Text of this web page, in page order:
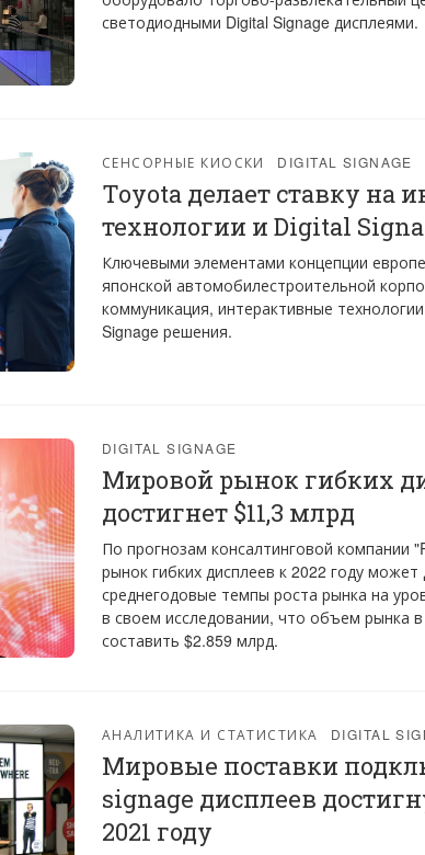
светодиодными Digital Signage дисплеями.
СЕНСОРНЫЕ КИОСКИ DIGITAL SIGNAGE
Toyota делает ставку на
технологии и Digital
Ключевыми элементами концепции
японской автомобилестроительной
коммуникация, интерактивные
Signage решения.
DIGITAL SIGNAGE
Мировой рынок гибких
достигнет $11,3 млрд
По прогнозам консалтинговой компании
рынок гибких дисплеев к 2022 году
среднегодовые темпы роста рынка на
в своем исследовании, что объем рынка
составить $2.859 млрд.
АНАЛИТИКА И СТАТИСТИКА DIGITAL
Мировые поставки
signage дисплеев
2021 году